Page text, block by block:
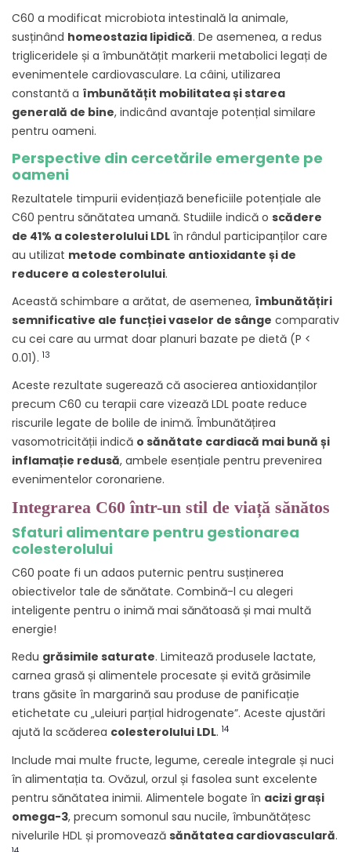
C60 a modificat microbiota intestinală la animale,
susținând homeostazia lipidică. De asemenea, a redus
trigliceridele și a îmbunătățit markerii metabolici legați de
evenimentele cardiovasculare. La câini, utilizarea
constantă a îmbunătățit mobilitatea și starea
generală de bine, indicând avantaje potențial similare
pentru oameni.
Perspective din cercetările emergente pe
oameni
Rezultatele timpurii evidențiază beneficiile potențiale ale
C60 pentru sănătatea umană. Studiile indică o scădere
de 41% a colesterolului LDL în rândul participanților care
au utilizat metode combinate antioxidante și de
reducere a colesterolului.
Această schimbare a arătat, de asemenea, îmbunătățiri
semnificative ale funcției vaselor de sânge comparativ
cu cei care au urmat doar planuri bazate pe dietă (P <
0.01). 13
Aceste rezultate sugerează că asocierea antioxidanților
precum C60 cu terapii care vizează LDL poate reduce
riscurile legate de bolile de inimă. Îmbunătățirea
vasomotricității indică o sănătate cardiacă mai bună și
inflamație redusă, ambele esențiale pentru prevenirea
evenimentelor coronariene.
Integrarea C60 într-un stil de viață sănătos
Sfaturi alimentare pentru gestionarea
colesterolului
C60 poate fi un adaos puternic pentru susținerea
obiectivelor tale de sănătate. Combină-l cu alegeri
inteligente pentru o inimă mai sănătoasă și mai multă
energie!
Redu grăsimile saturate. Limitează produsele lactate,
carnea grasă și alimentele procesate și evită grăsimile
trans găsite în margarină sau produse de panificație
etichetate cu „uleiuri parțial hidrogenate”. Aceste ajustări
ajută la scăderea colesterolului LDL. 14
Include mai multe fructe, legume, cereale integrale și nuci
în alimentația ta. Ovăzul, orzul și fasolea sunt excelente
pentru sănătatea inimii. Alimentele bogate în acizi grași
omega-3, precum somonul sau nucile, îmbunătățesc
nivelurile HDL și promovează sănătatea cardiovasculară.